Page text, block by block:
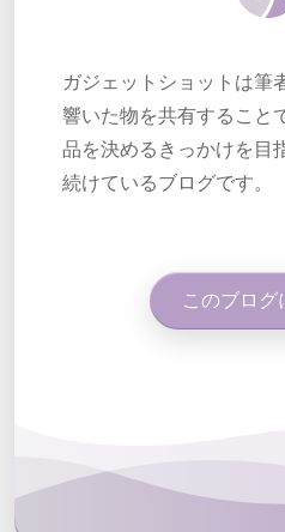
ガジェットショットは筆
響いた物を共有すること
品を決めるきっかけを目
続けているブログです。
このブログ